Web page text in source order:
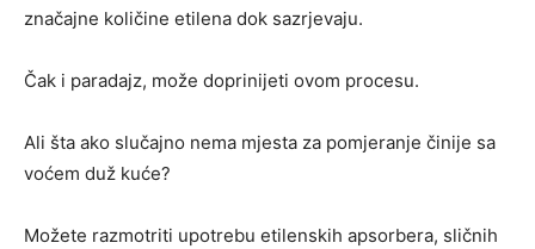
značajne količine etilena dok sazrjevaju.
Čak i paradajz, može doprinijeti ovom procesu.
Ali šta ako slučajno nema mjesta za pomjeranje činije sa
voćem duž kuće?
Možete razmotriti upotrebu etilenskih apsorbera, sličnih